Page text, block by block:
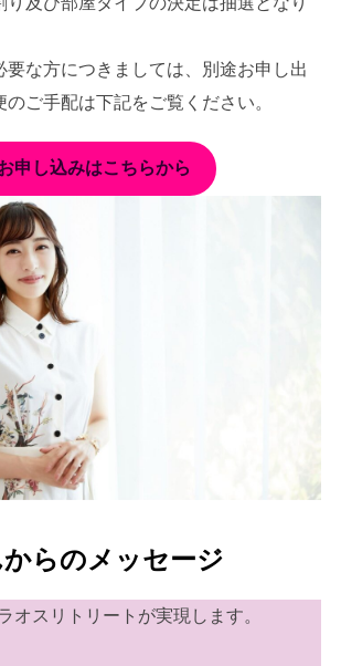
な方につきましては、別途お申し出
のご手配は下記をご覧ください。
申し込みはこちらから
らのメッセージ
オスリトリートが実現します。